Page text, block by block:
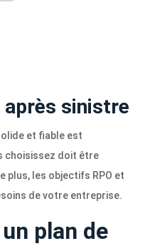
après sinistre
et fiable est
choisissez doit être
plus, les objectifs RPO et
de votre entreprise.
plan de